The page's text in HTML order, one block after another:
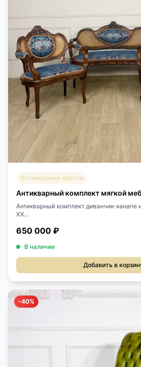
Антикварные кресла
Антикварный комплект мягкой
Антикварный комплект диванчик-канапе
XX...
650 000 ₽
В наличии
Добавить в
-40%